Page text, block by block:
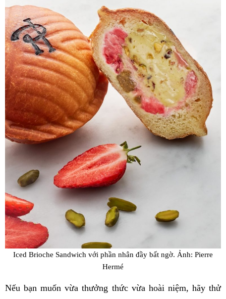
Iced Brioche Sandwich với phần nhân đầy bất ngờ. Ảnh: Pierre
Hermé
Nếu bạn muốn vừa thưởng thức vừa hoài niệm, hãy thử